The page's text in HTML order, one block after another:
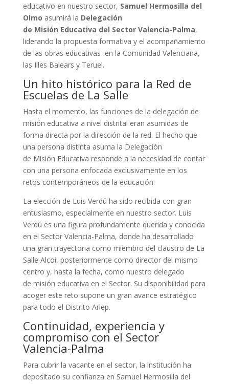
educativo en nuestro sector, Samuel Hermosilla del
Olmo asumirá la Delegación
de Misión Educativa del Sector Valencia-Palma,
liderando la propuesta formativa y el acompañamiento
de las obras educativas en la Comunidad Valenciana,
las Illes Balears y Teruel.
Un hito histórico para la Red de
Escuelas de La Salle
Hasta el momento, las funciones de la delegación de
misión educativa a nivel distrital eran asumidas de
forma directa por la dirección de la red. El hecho que
una persona distinta asuma la Delegación
de Misión Educativa responde a la necesidad de contar
con una persona enfocada exclusivamente en los
retos contemporáneos de la educación.
La elección de Luis Verdú ha sido recibida con gran
entusiasmo, especialmente en nuestro sector. Luis
Verdú es una figura profundamente querida y conocida
en el Sector Valencia-Palma, donde ha desarrollado
una gran trayectoria como miembro del claustro de La
Salle Alcoi, posteriormente como director del mismo
centro y, hasta la fecha, como nuestro delegado
de misión educativa en el Sector. Su disponibilidad para
acoger este reto supone un gran avance estratégico
para todo el Distrito Arlep.
Continuidad, experiencia y
compromiso con el Sector
Valencia-Palma
Para cubrir la vacante en el sector, la institución ha
depositado su confianza en Samuel Hermosilla del